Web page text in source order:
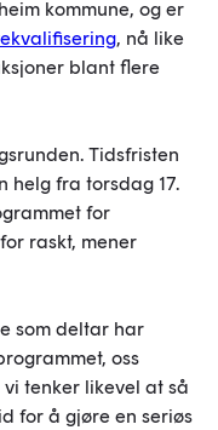
kommune, og er
, nå like
blant flere
Tidsfristen
helg fra torsdag 17.
for
raskt, mener
som deltar har
oss
tenker likevel at så
for å gjøre en seriøs